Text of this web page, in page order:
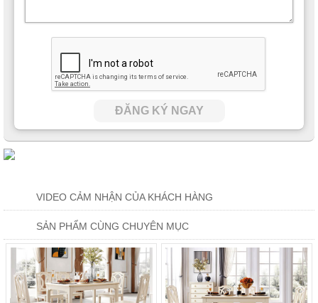
ĐĂNG KÝ NGAY
VIDEO CẢM NHẬN CỦA KHÁCH HÀNG
SẢN PHẨM CÙNG CHUYÊN MỤC